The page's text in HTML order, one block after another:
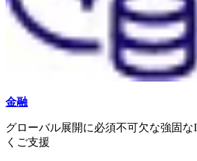
金融
グローバル展開に必須不可欠な強固
くご支援